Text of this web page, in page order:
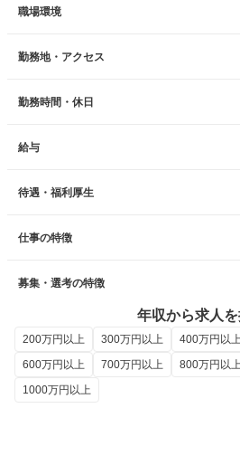
職場環境
勤務地・アクセス
勤務時間・休日
給与
待遇・福利厚生
仕事の特徴
募集・選考の特徴
年収から求人
200万円以上 300万円以上 400万円以
600万円以上
700万円以上 800万円以
1000万円以上